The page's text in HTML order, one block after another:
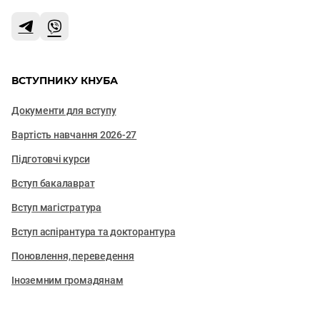
ВСТУПНИКУ КНУБА
Документи для вступу
Вартість навчання 2026-27
Підготовчі курси
Вступ бакалаврат
Вступ магістратура
Вступ аспірантура та докторантура
Поновлення, переведення
Іноземним громадянам